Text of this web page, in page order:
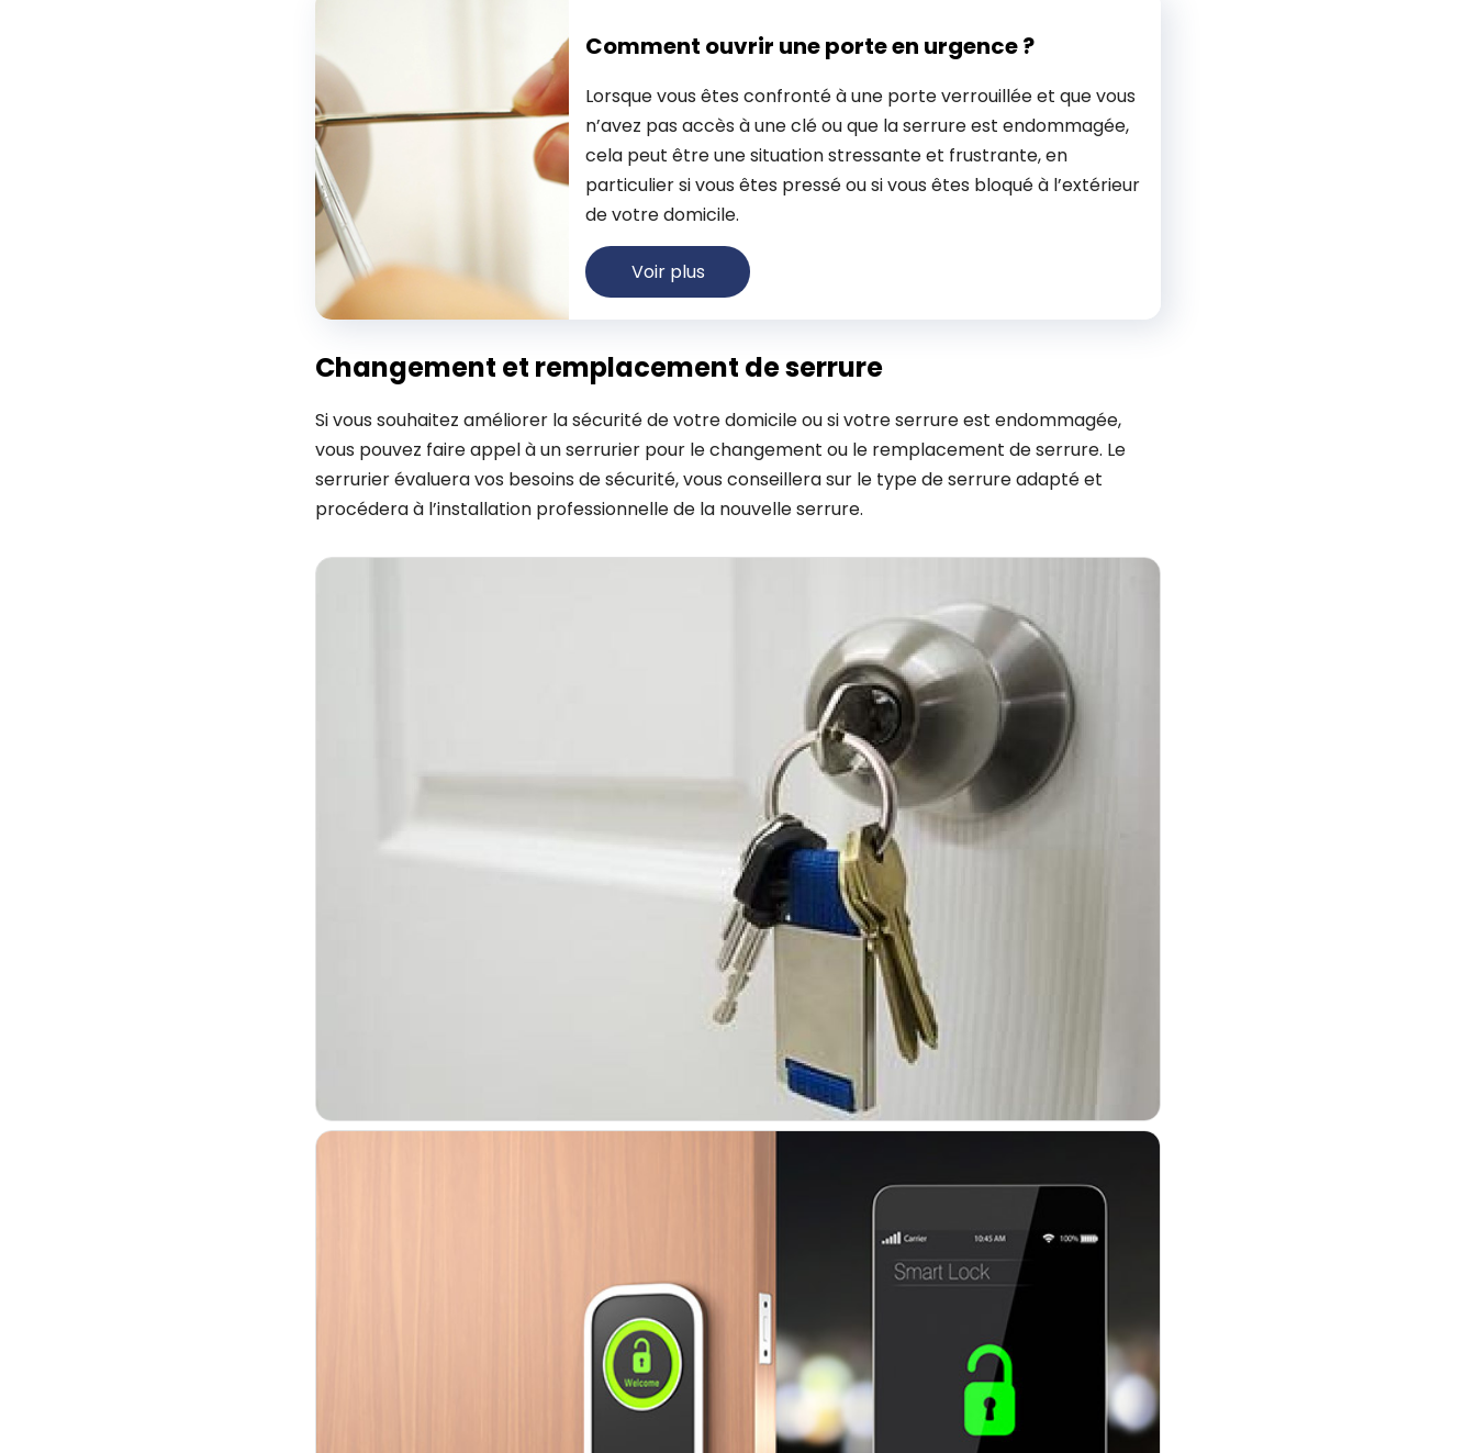
Comment ouvrir une porte en urgence ?
Lorsque vous êtes confronté à une porte verrouillée et que vous
n’avez pas accès à une clé ou que la serrure est endommagée,
cela peut être une situation stressante et frustrante, en
particulier si vous êtes pressé ou si vous êtes bloqué à l’extérieur
de votre domicile.
Voir plus
Changement et remplacement de serrure
Si vous souhaitez améliorer la sécurité de votre domicile ou si votre serrure est endommagée,
vous pouvez faire appel à un serrurier pour le changement ou le remplacement de serrure. Le
serrurier évaluera vos besoins de sécurité, vous conseillera sur le type de serrure adapté et
procédera à l’installation professionnelle de la nouvelle serrure.